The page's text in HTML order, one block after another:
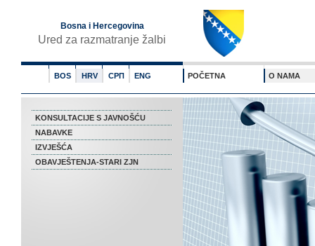
Bosna i Hercegovina
Ured za razmatranje žalbi
BOS HRV СРП ENG POČETNA O NAMA
KONSULTACIJE S JAVNOŠĆU
NABAVKE
IZVJEŠĆA
OBAVJEŠTENJA-STARI ZJN